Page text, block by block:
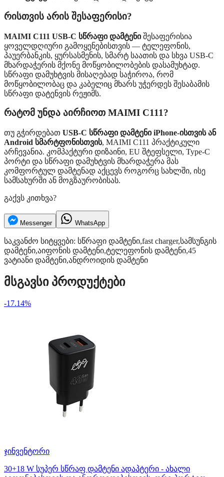
რისთვის არის შესაფერისი?
MAIMI C111 USB-C სწრაფი დამტენიშესაფერისია
ყოველდღიური გამოყენებისთვის — ტელეფონის,
პაუერბანკის, ყურსასმენის, სმარტ საათის და სხვა USB-C
მხარდაჭერის მქონე მოწყობილობების დასამუხტად.
სწრაფი დამუხტვის მისაღებად საჭიროა, რომ
მოწყობილობაც და კაბელიც მხარს უჭერდეს შესაბამის
სწრაფი დატენვის რეჟიმს.
რატომ უნდა აირჩიოთ MAIMI C111?
თუ გჭირდებათ USB-C სწრაფი დამტენი iPhone-ისთვის ან
Android სმარტფონისთვის, MAIMI C111 პრაქტიკული
არჩევანია. კომპაქტური დიზაინი, EU შტეფსელი, Type-C
პორტი და სწრაფი დამუხტვის მხარდაჭერა მას
კომფორტულ დამტენად აქცევს როგორც სახლში, ისე
სამსახურში ან მოგზაურობისას.
გაქვს კითხვა?
Messenger WhatsApp
საკვანძო სიტყვები: სწრაფი დამტენი,fast charger,სამსუნგის
დამტენი,აიფონის დამტენი,ტელეფონის დამტენი,45
ვატიანი დამტენი,ანდროიდის დამტენი
მსგავსი პროდუქტები
-17.14%
ჯინვენტორი
30+18 W სუპერ სწრაფ დამტენი ადაპტერი - ახალი